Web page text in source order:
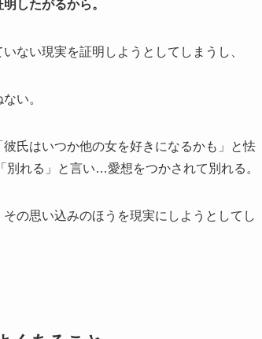
したがるから。
ない現実を証明しようとしてしまうし、
い。
氏はいつか他の女を好きになるかも」と怯
れる」と言い…愛想をつかされて別れる。
の思い込みのほうを現実にしようとしてし